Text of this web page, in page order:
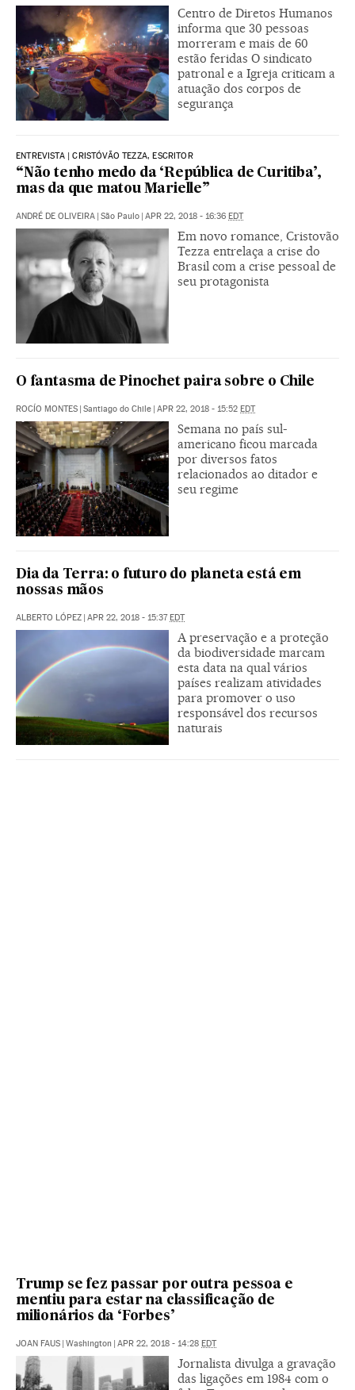
Centro de Diretos Humanos
informa que 30 pessoas
morreram e mais de 60
estão feridas O sindicato
patronal e a Igreja criticam a
atuação dos corpos de
segurança
ENTREVISTA | CRISTÓVÃO TEZZA, ESCRITOR
“Não tenho medo da ‘República de Curitiba’,
mas da que matou Marielle”
ANDRÉ DE OLIVEIRA São Paulo APR 22, 2018 - 16:36 EDT
Em novo romance, Cristovão
Tezza entrelaça a crise do
Brasil com a crise pessoal de
seu protagonista
O fantasma de Pinochet paira sobre o Chile
ROCÍO MONTES Santiago do Chile APR 22, 2018 - 15:52 EDT
Semana no país sul-
americano ficou marcada
por diversos fatos
relacionados ao ditador e
seu regime
Dia da Terra: o futuro do planeta está em
nossas mãos
ALBERTO LÓPEZ | APR 22, 2018 - 15:37EDT
A preservação e a proteção
da biodiversidade marcam
esta data na qual vários
países realizam atividades
para promover o uso
responsável dos recursos
naturais
Trump se fez passar por outra pessoa e
mentiu para estar na classificação de
milionários da ‘Forbes’
JOAN FAUS | Washington | APR 22, 2018 - 14:28 EDT
Jornalista divulga a gravação
das ligações em 1984 com o